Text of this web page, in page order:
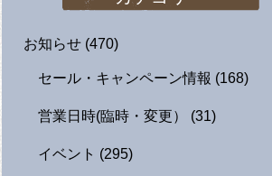
お知らせ (470)
セール・キャンペーン情報 (168)
営業日時(臨時・変更） (31)
イベント (295)